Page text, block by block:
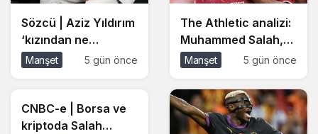
Sözcü | Aziz Yıldırım
‘kızından ne
istiyorsunuz’
soruşturma başlattı
Manşet 5 gün önce
The Athletic analizi:
Muhammed Salah,
İslam ve dönüşüm
en birleştirici
figürlerinden biri’
Manşet 5 gün önce
CNBC-e | Borsa ve
kriptoda Salah